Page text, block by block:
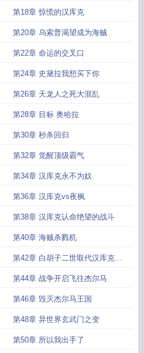
第18章 惊慌的汉库克
第20章 乌索普渴望成为海贼
第22章 命运的交叉口
第24章 史黛拉我想买下你
第26章 天龙人之死大混乱
第28章 目标 奥哈拉
第30章 秒杀回归
第32章 觉醒顶级霸气
第34章 汉库克永不为奴
第36章 汉库克vs夜枫
第38章 汉库克认命绝望的战斗
第40章 海贼杀戮机
第42章 白胡子二世取代汉库克成
为七武海
第44章 战争开启飞往杰尔马
第46章 毁灭杰尔马王国
第48章 异世界玄武门之变
第50章 所以我出手了